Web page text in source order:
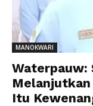
MANOKWARI
Waterpauw:
Melanjutkan
Itu